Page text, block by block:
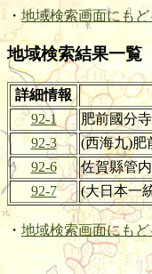
・ 地域検索画面にもど
地域検索結果一覧
詳細情報
92-1
肥前國分
92-3
(西海九)肥
92-6
佐賀縣管
92-7
(大日本一
・ 地域検索画面にもど